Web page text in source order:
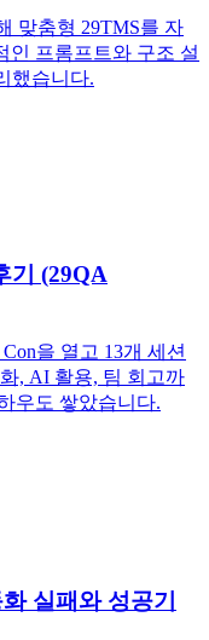
맞춤형 29TMS를 자
인 프롬프트와 구조 설
했습니다.
기 (29QA
을 열고 13개 세션
, AI 활용, 팀 회고까
우도 쌓았습니다.
실패와 성공기